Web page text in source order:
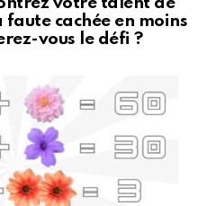
cachée en moins
vous le défi ?